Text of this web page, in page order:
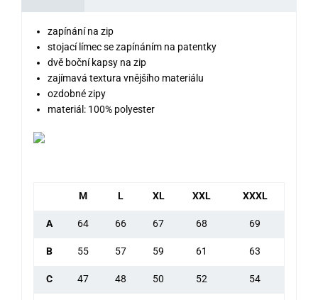
zapínání na zip
stojací límec se zapínáním na patentky
dvě boční kapsy na zip
zajímavá textura vnějšího materiálu
ozdobné zipy
materiál: 100% polyester
M L XL XXL XXXL
A 64 66 67 68 69
B 55 57 59 61 63
C 47 48 50 52 54